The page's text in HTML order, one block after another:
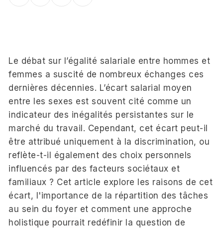
Le débat sur l’égalité salariale entre hommes et
femmes a suscité de nombreux échanges ces
dernières décennies. L’écart salarial moyen
entre les sexes est souvent cité comme un
indicateur des inégalités persistantes sur le
marché du travail. Cependant, cet écart peut-il
être attribué uniquement à la discrimination, ou
reflète-t-il également des choix personnels
influencés par des facteurs sociétaux et
familiaux ? Cet article explore les raisons de cet
écart, l'importance de la répartition des tâches
au sein du foyer et comment une approche
holistique pourrait redéfinir la question de